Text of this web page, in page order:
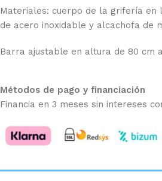
Materiales: cuerpo de la grifería en
de acero inoxidable y alcachofa de
Barra ajustable en altura de 80 cm
Métodos de pago y financiación
Financia en 3 meses sin intereses